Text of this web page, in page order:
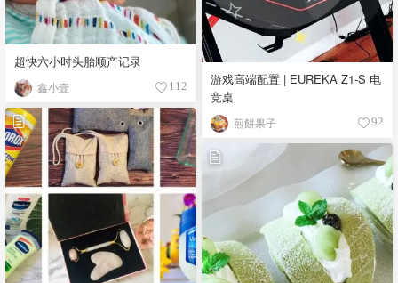
超快六小时头胎顺产记录
鑫小壹 112
游戏高端配置 | EUREKA Z1-S 电
竞桌
煎餅果子 92